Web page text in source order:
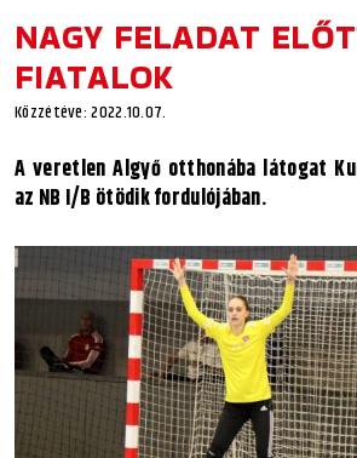
NAGY FELADAT
FIATALOK
Közzétéve: 2022.10.07.
A veretlen Algyő otthonába látogat
az NB I/B ötödik fordulójában.